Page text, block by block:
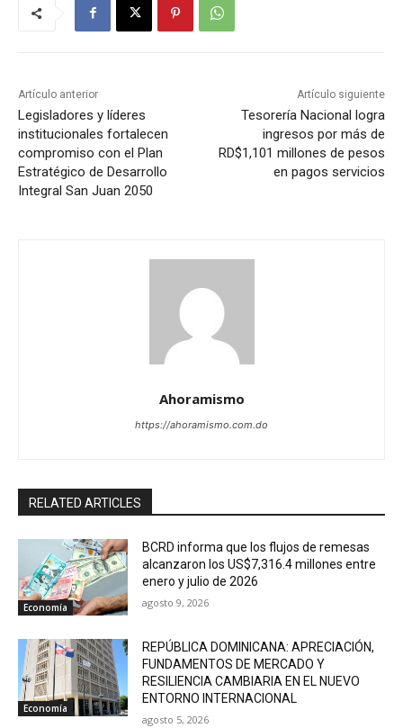
Artículo anterior
Legisladores y líderes
institucionales fortalecen
compromiso con el Plan
Estratégico de Desarrollo
Integral San Juan 2050
Artículo siguiente
Tesorería Nacional logra
ingresos por más de
RD$1,101 millones de pesos
en pagos servicios
Ahoramismo
https://ahoramismo.com.do
RELATED ARTICLES
Economía
BCRD informa que los flujos de remesas
alcanzaron los US$7,316.4 millones entre
enero y julio de 2026
agosto 9, 2026
Economía
REPÚBLICA DOMINICANA: APRECIACIÓN,
FUNDAMENTOS DE MERCADO Y
RESILIENCIA CAMBIARIA EN EL NUEVO
ENTORNO INTERNACIONAL
agosto 5, 2026